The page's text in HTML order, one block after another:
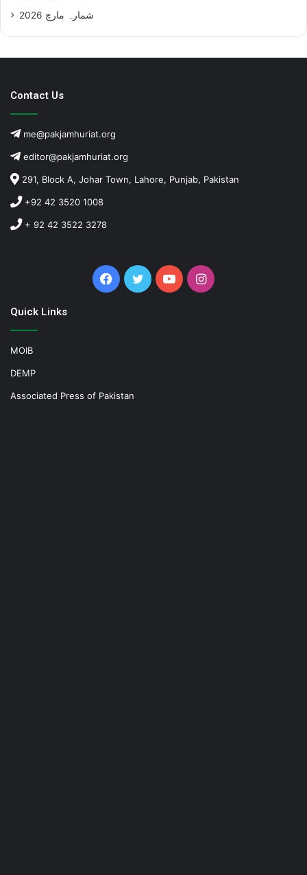
شمارہ مارچ 2026
Contact Us
me@pakjamhuriat.org
editor@pakjamhuriat.org
291, Block A, Johar Town, Lahore, Punjab, Pakistan
+92 42 3520 1008
+ 92 42 3522 3278
Facebook
TwitterYouTubeInstagram
Quick Links
MOIB
DEMP
Associated Press of Pakistan